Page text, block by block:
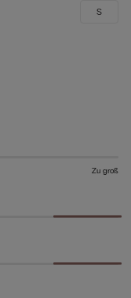
S
Zu groß